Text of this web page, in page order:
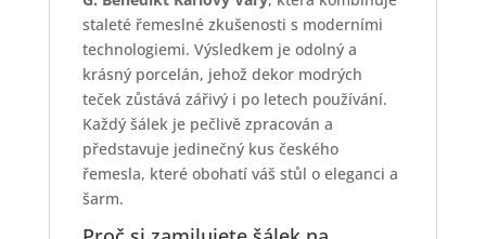
staleté řemeslné zkušenosti s moderními
technologiemi. Výsledkem je odolný a
krásný porcelán, jehož dekor modrých
teček zůstává zářivý i po letech používání.
Každý šálek je pečlivě zpracován a
představuje jedinečný kus českého
řemesla, které obohatí váš stůl o eleganci a
šarm.